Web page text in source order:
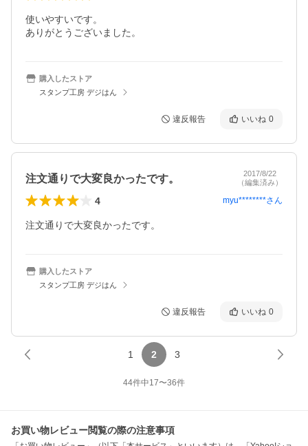
使いやすいです。
ありがとうございました。
購入したストア
スタンプ工房 デジはん
違反報告 いいね 0
注文通りで大変良かったです。
2017/8/22
（編集済み）
4 myu********さん
注文通りで大変良かったです。
購入したストア
スタンプ工房 デジはん
違反報告 いいね 0
1 2 3
44件中17〜36件
お買い物レビュー閲覧の際の注意事項